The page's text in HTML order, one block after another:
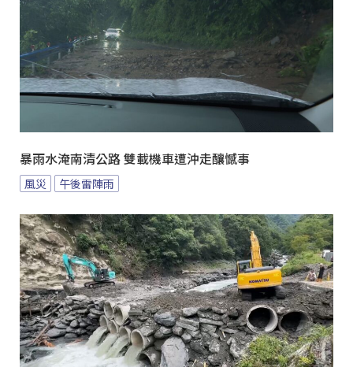
暴雨水淹南清公路 雙載機車遭沖走釀憾事
風災 午後雷陣雨